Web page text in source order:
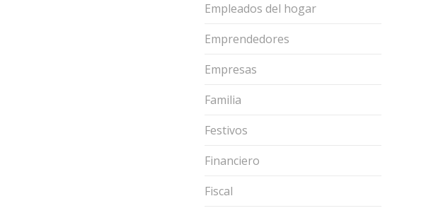
Empleados del hogar
Emprendedores
Empresas
Familia
Festivos
Financiero
Fiscal